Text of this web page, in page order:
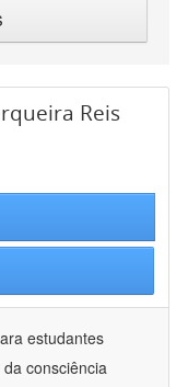
Reis
estudantes
consciência